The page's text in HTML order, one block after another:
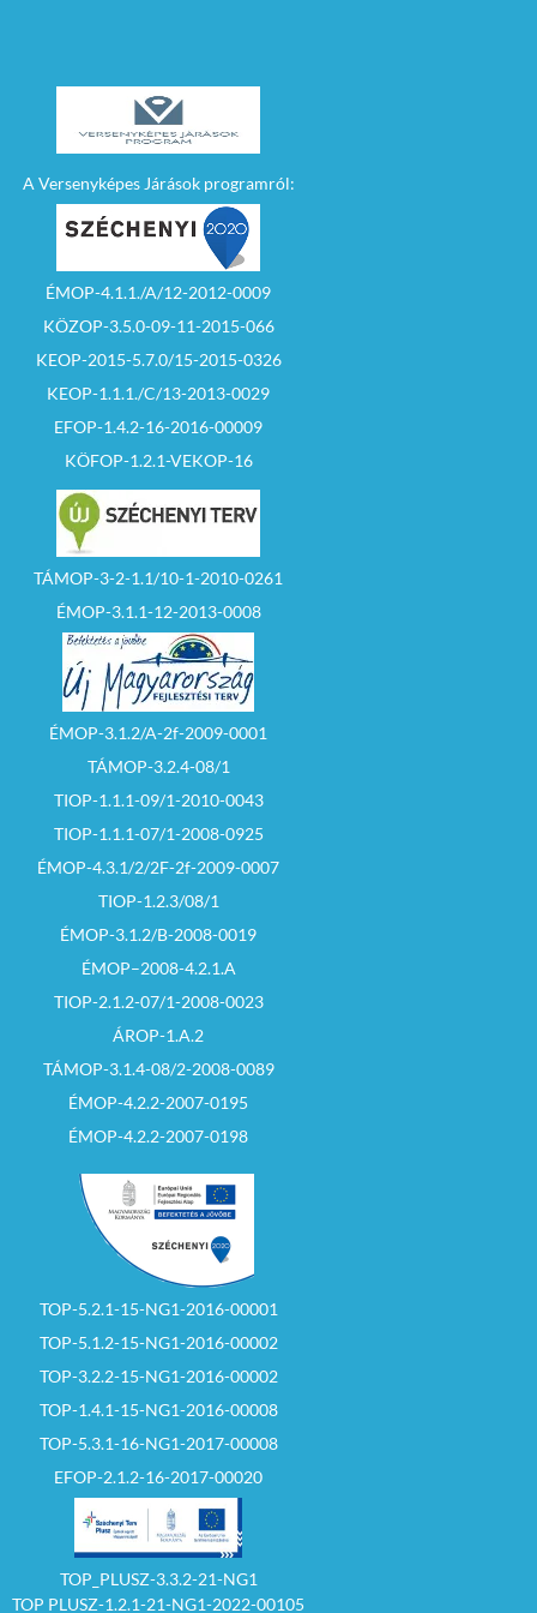
– Az árverésen az
induló ár nem
csökkenthető.
– Az árverést addig
kell folytatni, amíg az
ajánlati árat egy
az árverésen
készpénzes
ajánlattevő és
pályázati forrásból
fizetni szándékozó
pályázik, úgy a licit
azonos ajánlatkor a
készpénzes
ajánlattevőt kell
nyertesnek
nyilvánítani.
– Ha a licit során
megtett ajánlatok
és új ajánlatot egyik
ajánlattevő sem tesz,
a tárgyalást levezető
személy a nyertes
ajánlattevőt –
sorsolással állapítja
meg.
– Az árverés
eredménye az
kihirdetésre kerül. Az
eredmény
megállapítását
követően az érintett
ajánlattető
tájékoztatást kap a
feltételeiről és
– Eredménytelen az
árverés, ha azon nem
tettek vételi ajánlatot
vagy az árverés
győztese, illetve az
írásban értesített
ítélt ajánlattevő 30
napon belül nem köt
szerződést.
– Eredménytelen az
árverés akkor is, ha a
ajánlattevőnek az
eljárás tisztaságához
fűződő, vagy a többi
ajánlattevő érdekeit
sértő cselekménye
eredménytelenné
nyilvánítása mellett
döntött, vagy
amennyiben a kiíró az
eljárást indokolás
nélkül
nyilvánította.
A Versenyképes Járások programról:
ÉMOP-4.1.1./A/12-2012-0009
KÖZOP-3.5.0-09-11-2015-066
KEOP-2015-5.7.0/15-2015-0326
KEOP-1.1.1./C/13-2013-0029
EFOP-1.4.2-16-2016-00009
KÖFOP-1.2.1-VEKOP-16
TÁMOP-3-2-1.1/10-1-2010-0261
ÉMOP-3.1.1-12-2013-0008
ÉMOP-3.1.2/A-2f-2009-0001
TÁMOP-3.2.4-08/1
TIOP-1.1.1-09/1-2010-0043
TIOP-1.1.1-07/1-2008-0925
ÉMOP-4.3.1/2/2F-2f-2009-0007
TIOP-1.2.3/08/1
ÉMOP-3.1.2/B-2008-0019
ÉMOP–2008-4.2.1.A
TIOP-2.1.2-07/1-2008-0023
ÁROP-1.A.2
TÁMOP-3.1.4-08/2-2008-0089
ÉMOP-4.2.2-2007-0195
ÉMOP-4.2.2-2007-0198
TOP-5.2.1-15-NG1-2016-00001
TOP-5.1.2-15-NG1-2016-00002
TOP-3.2.2-15-NG1-2016-00002
TOP-1.4.1-15-NG1-2016-00008
TOP-5.3.1-16-NG1-2017-00008
EFOP-2.1.2-16-2017-00020
TOP_PLUSZ-3.3.2-21-NG1
TOP PLUSZ-1.2.1-21-NG1-2022-00105